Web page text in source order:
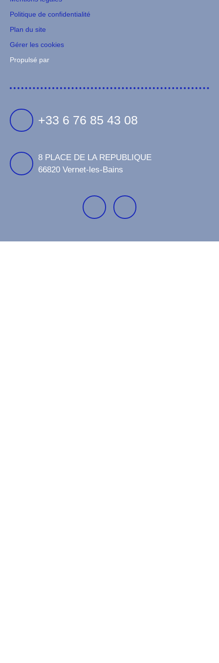
Politique de confidentialité
Plan du site
Gérer les cookies
Propulsé par
+33 6 76 85 43 08
8 PLACE DE LA REPUBLIQUE
66820 Vernet-les-Bains